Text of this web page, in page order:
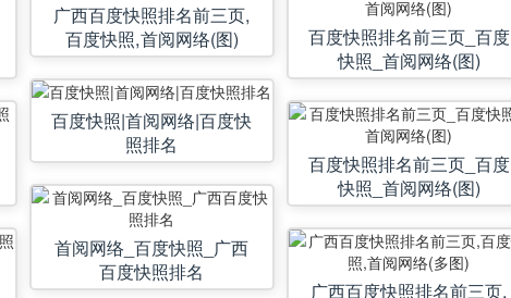
广西百度快照排名前三页,
百度快照,首阅网络(图)
百度快照|首阅网络|百度快
照排名
首阅网络_百度快照_广西
百度快照排名
百度快照排名前三页_百度
快照_首阅网络(图)
百度快照排名前三页_百度
快照_首阅网络(图)
广西百度快照排名前三页,